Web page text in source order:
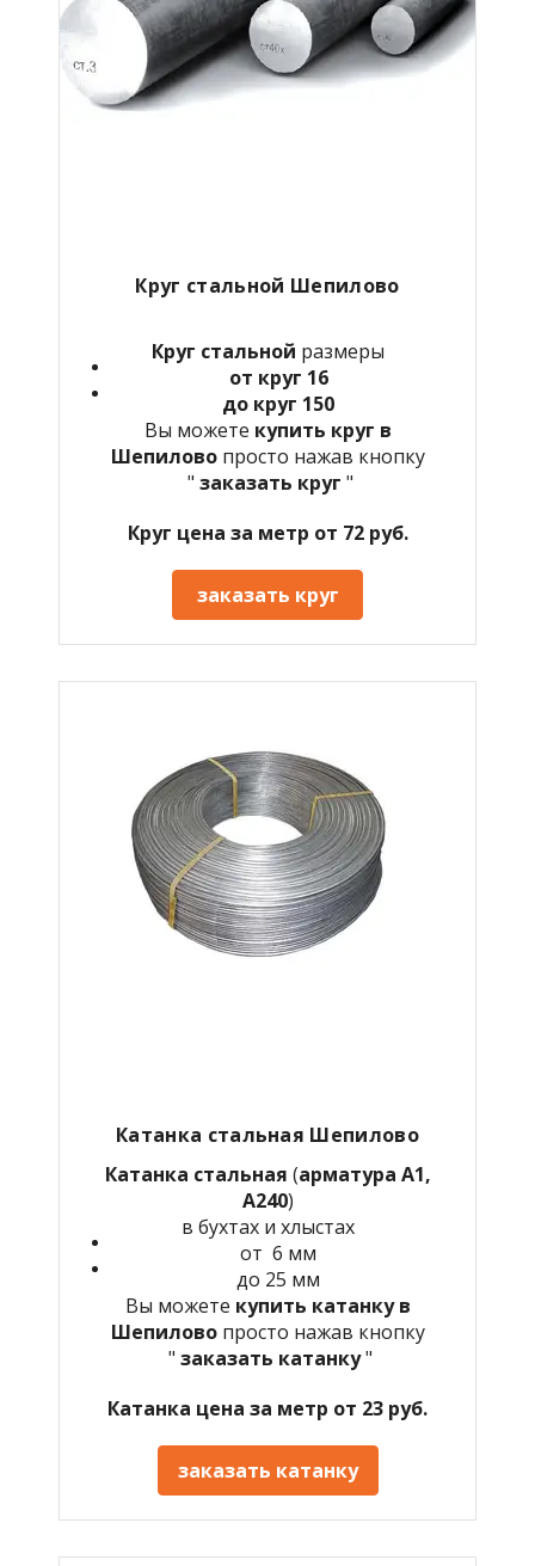
Круг стальной Шепилово
Круг стальной размеры
от круг 16
до круг 150
Вы можете купить круг в
Шепилово просто нажав кнопку
" заказать круг "
Круг цена за метр от 72 руб.
заказать круг
Катанка стальная Шепилово
Катанка стальная (арматура А1,
А240)
в бухтах и хлыстах
от 6 мм
до 25 мм
Вы можете купить катанку в
Шепилово просто нажав кнопку
" заказать катанку"
Катанка цена за метр от 23 руб.
заказать катанку